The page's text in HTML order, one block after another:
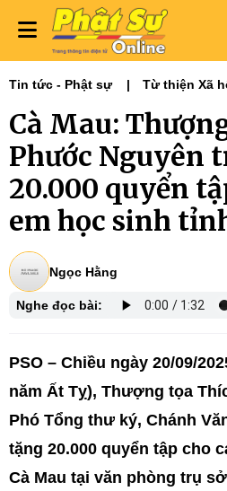
Tin tức - Phật sự
Từ thiện Xã
Cà Mau:
Phước Nguyên
20.000 quyển
em học sinh
Ngọc Hằng
Nghe đọc bài:
PSO – Chiều ngày 20/09/
năm Ất Tỵ), Thượng tọa
Phó Tổng thư ký, Chánh
tặng 20.000 quyển tập cho
Cà Mau tại văn phòng trụ